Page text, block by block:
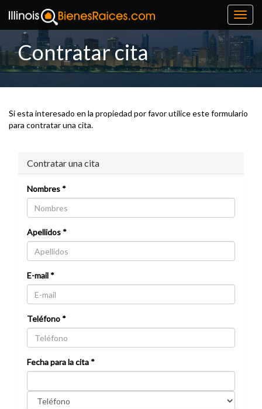
Contratar cita
Si esta interesado en la propiedad por favor utilice este formulario
para contratar una cita.
Contratar una cita
Nombres *
Apellidos *
E-mail *
Teléfono *
Fecha para la cita *